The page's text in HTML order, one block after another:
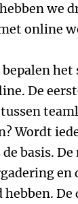
we
online
De
Wordt
basis.
hebben.